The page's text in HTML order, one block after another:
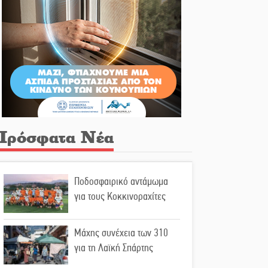
Νέα
Ποδοσφαιρικό αντάμωμα
για τους Κοκκινοραχίτες
Μάχης συνέχεια των 310
για τη Λαϊκή Σπάρτης